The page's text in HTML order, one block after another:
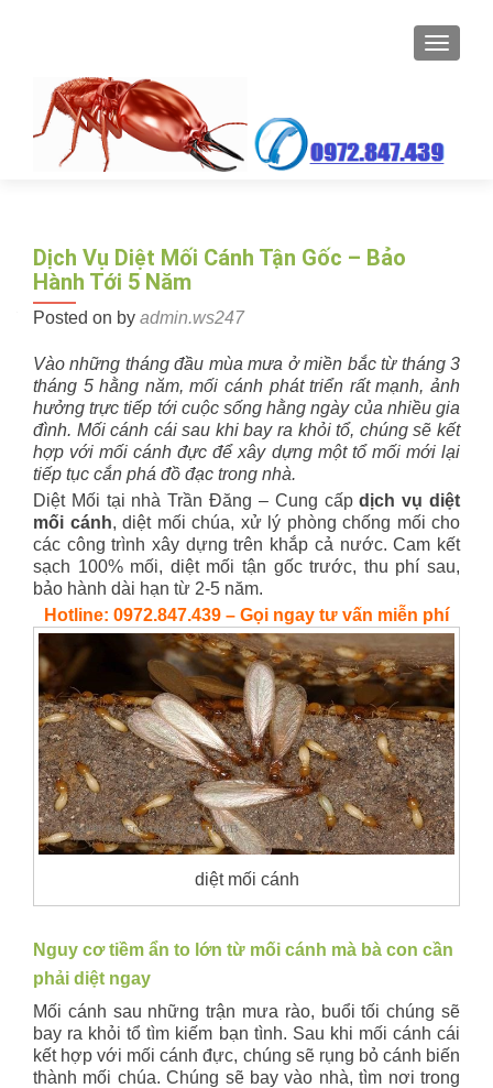
Dịch Vụ Diệt Mối Cánh Tận Gốc – Bảo
Hành Tới 5 Năm
Posted on by admin.ws247
Vào những tháng đầu mùa mưa ở miền bắc từ tháng 3
tháng 5 hằng năm, mối cánh phát triển rất mạnh, ảnh
hưởng trực tiếp tới cuộc sống hằng ngày của nhiều gia
đình. Mối cánh cái sau khi bay ra khỏi tổ, chúng sẽ kết
hợp với mối cánh đực để xây dựng một tổ mối mới lại
tiếp tục cắn phá đồ đạc trong nhà.
Diệt Mối tại nhà Trần Đăng – Cung cấpdịch vụ diệt
mối cánh, diệt mối chúa, xử lý phòng chống mối cho
các công trình xây dựng trên khắp cả nước. Cam kết
sạch 100% mối, diệt mối tận gốc trước, thu phí sau,
bảo hành dài hạn từ 2-5 năm.
Hotline: 0972.847.439 – Gọi ngay tư vấn miễn phí
diệt mối cánh
Nguy cơ tiềm ẩn to lớn từ mối cánh mà bà con cần
phải diệt ngay
Mối cánh sau những trận mưa rào, buổi tối chúng sẽ
bay ra khỏi tổ tìm kiếm bạn tình. Sau khi mối cánh cái
kết hợp với mối cánh đực, chúng sẽ rụng bỏ cánh biến
thành mối chúa. Chúng sẽ bay vào nhà, tìm nơi trong